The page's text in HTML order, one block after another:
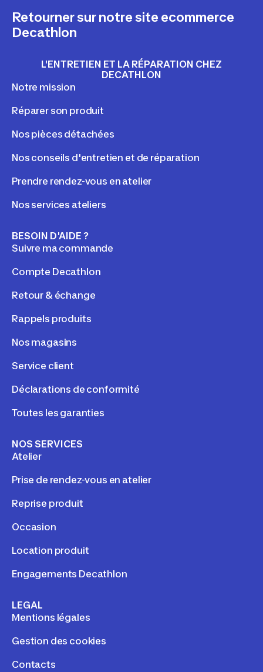
Retourner sur notre site ecommerce
Decathlon
L'ENTRETIEN ET LA RÉPARATION CHEZ
DECATHLON
Notre mission
Réparer son produit
Nos pièces détachées
Nos conseils d'entretien et de réparation
Prendre rendez-vous en atelier
Nos services ateliers
BESOIN D'AIDE ?
Suivre ma commande
Compte Decathlon
Retour & échange
Rappels produits
Nos magasins
Service client
Déclarations de conformité
Toutes les garanties
NOS SERVICES
Atelier
Prise de rendez-vous en atelier
Reprise produit
Occasion
Location produit
Engagements Decathlon
LEGAL
Mentions légales
Gestion des cookies
Contacts